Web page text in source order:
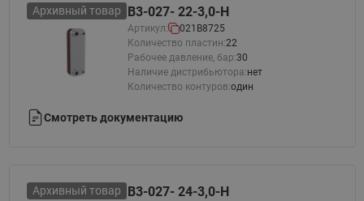
Архивный товар B3-027- 22-3,0-H
Артикул:
021B8725
Количество пластин:22
Рабочее давление, бар:30
Наличие дистрибьютора:нет
Количество контуров:один
Смотреть документацию
Архивный товар B3-027- 24-3,0-H